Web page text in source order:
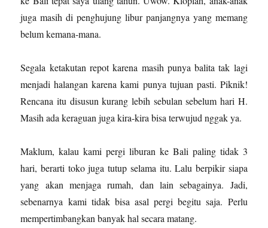
juga masih di penghujung libur panjangnya yang memang
belum kemana-mana.
Segala ketakutan repot karena masih punya balita tak lagi
menjadi halangan karena kami punya tujuan pasti. Piknik!
Rencana itu disusun kurang lebih sebulan sebelum hari H.
Masih ada keraguan juga kira-kira bisa terwujud nggak ya.
Maklum, kalau kami pergi liburan ke Bali paling tidak 3
hari, berarti toko juga tutup selama itu. Lalu berpikir siapa
yang akan menjaga rumah, dan lain sebagainya. Jadi,
sebenarnya kami tidak bisa asal pergi begitu saja. Perlu
mempertimbangkan banyak hal secara matang.